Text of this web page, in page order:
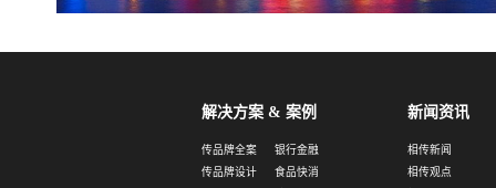
解决方案 & 案例
传品牌全案
传品牌设计
银行金融
食品快消
新闻资讯
相传新闻
相传观点